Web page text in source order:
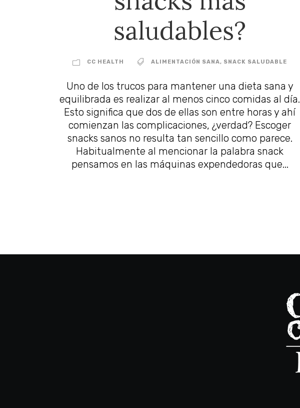
saludables?
CC HEALTH ALIMENTACIÓN SANA, SNACK SALUDABLE
Uno de los trucos para mantener una dieta sana y
equilibrada es realizar al menos cinco comidas al día.
Esto significa que dos de ellas son entre horas y ahí
comienzan las complicaciones, ¿verdad? Escoger
snacks sanos no resulta tan sencillo como parece.
Habitualmente al mencionar la palabra snack
pensamos en las máquinas expendedoras que...